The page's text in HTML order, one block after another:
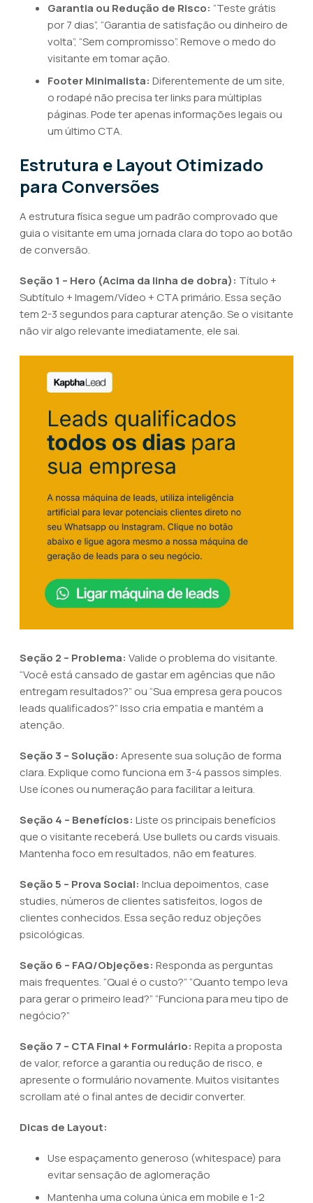
Garantia ou Redução de Risco: “Teste grátis
por 7 dias”, “Garantia de satisfação ou dinheiro de
volta”, “Sem compromisso”. Remove o medo do
visitante em tomar ação.
Footer Minimalista: Diferentemente de um site,
o rodapé não precisa ter links para múltiplas
páginas. Pode ter apenas informações legais ou
um último CTA.
Estrutura e Layout Otimizado
para Conversões
A estrutura física segue um padrão comprovado que
guia o visitante em uma jornada clara do topo ao botão
de conversão.
Seção 1 – Hero (Acima da linha de dobra): Título +
Subtítulo + Imagem/Vídeo + CTA primário. Essa seção
tem 2-3 segundos para capturar atenção. Se o visitante
não vir algo relevante imediatamente, ele sai.
Seção 2 – Problema: Valide o problema do visitante.
“Você está cansado de gastar em agências que não
entregam resultados?” ou “Sua empresa gera poucos
leads qualificados?” Isso cria empatia e mantém a
atenção.
Seção 3 – Solução: Apresente sua solução de forma
clara. Explique como funciona em 3-4 passos simples.
Use ícones ou numeração para facilitar a leitura.
Seção 4 – Benefícios: Liste os principais benefícios
que o visitante receberá. Use bullets ou cards visuais.
Mantenha foco em resultados, não em features.
Seção 5 – Prova Social: Inclua depoimentos, case
studies, números de clientes satisfeitos, logos de
clientes conhecidos. Essa seção reduz objeções
psicológicas.
Seção 6 – FAQ/Objeções: Responda as perguntas
mais frequentes. “Qual é o custo?” “Quanto tempo leva
para gerar o primeiro lead?” “Funciona para meu tipo de
negócio?”
Seção 7 – CTA Final + Formulário: Repita a proposta
de valor, reforce a garantia ou redução de risco, e
apresente o formulário novamente. Muitos visitantes
scrollam até o final antes de decidir converter.
Dicas de Layout:
Use espaçamento generoso (whitespace) para
evitar sensação de aglomeração
Mantenha uma coluna única em mobile e 1-2